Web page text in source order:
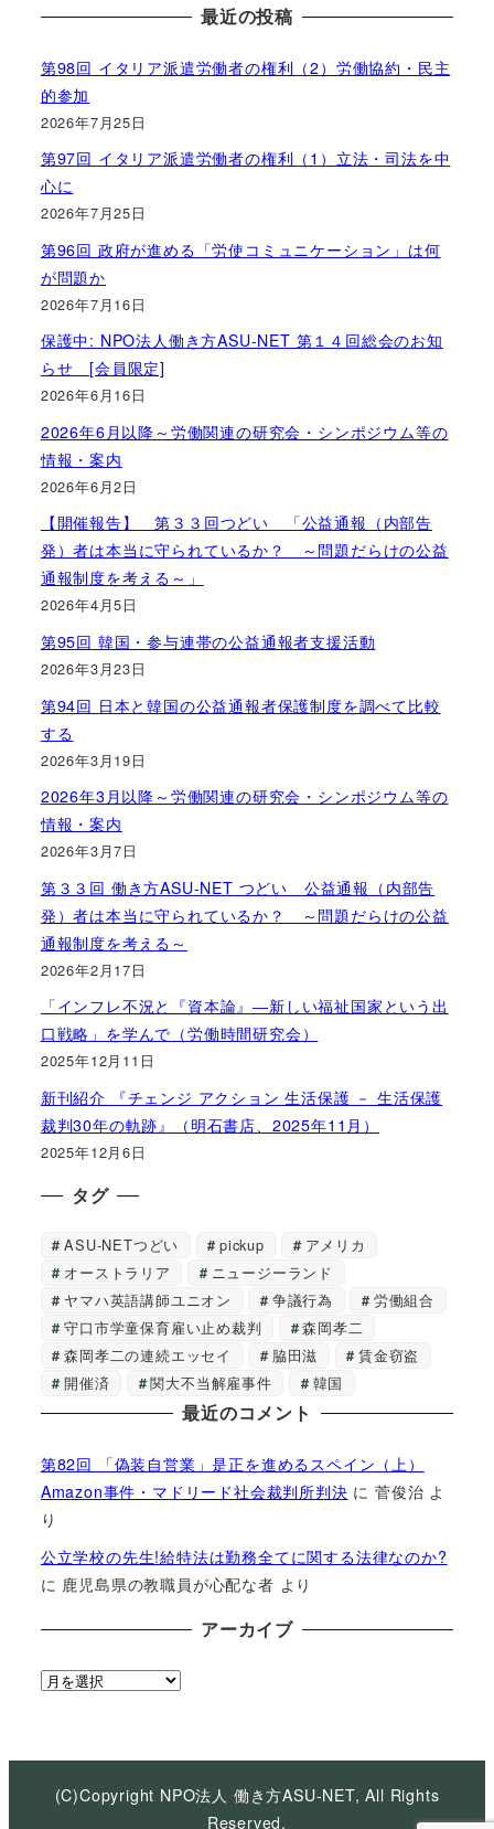
最近の投稿
第98回 イタリア派遣労働者の権利（2）労働協約・民主
的参加
2026年7月25日
第97回 イタリア派遣労働者の権利（1）立法・司法を中
心に
2026年7月25日
第96回 政府が進める「労使コミュニケーション」は何
が問題か
2026年7月16日
保護中: NPO法人働き方ASU-NET 第１４回総会のお知
らせ [会員限定]
2026年6月16日
2026年6月以降～労働関連の研究会・シンポジウム等の
情報・案内
2026年6月2日
【開催報告】 第３３回つどい 「公益通報（内部告
発）者は本当に守られているか？ ～問題だらけの公益
通報制度を考える～」
2026年4月5日
第95回 韓国・参与連帯の公益通報者支援活動
2026年3月23日
第94回 日本と韓国の公益通報者保護制度を調べて比較
する
2026年3月19日
2026年3月以降～労働関連の研究会・シンポジウム等の
情報・案内
2026年3月7日
第３３回 働き方ASU-NET つどい 公益通報（内部告
発）者は本当に守られているか？ ～問題だらけの公益
通報制度を考える～
2026年2月17日
「インフレ不況と『資本論』―新しい福祉国家という出
口戦略」を学んで（労働時間研究会）
2025年12月11日
新刊紹介 『チェンジ アクション 生活保護 － 生活保護
裁判30年の軌跡』（明石書店、2025年11月）
2025年12月6日
タグ
ASU-NETつどい pickup
アメリカ
オーストラリア
ニュージーランド
ヤマハ英語講師ユニオン
争議行為
労働組合
守口市学童保育雇い止め裁判
森岡孝二
森岡孝二の連続エッセイ
脇田滋
賃金窃盗
開催済
関大不当解雇事件 韓国
最近のコメント
第82回 「偽装自営業」是正を進めるスペイン（上）
Amazon事件・マドリード社会裁判所判決 に菅俊治 よ
り
公立学校の先生!給特法は勤務全てに関する法律なのか?
に 鹿児島県の教職員が心配な者 より
アーカイブ
ア
イ
(C)Copyright NPO法人 働き方ASU-NET, All Rights
Reserved.